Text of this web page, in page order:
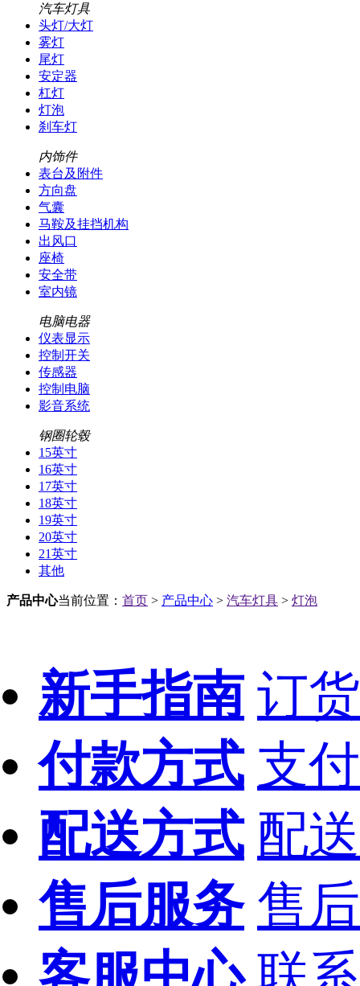
汽车灯具
头灯/大灯
雾灯
尾灯
安定器
杠灯
灯泡
刹车灯
内饰件
表台及附件
方向盘
气囊
马鞍及挂挡机构
出风口
座椅
安全带
室内镜
电脑电器
仪表显示
控制开关
传感器
控制电脑
影音系统
钢圈轮毂
15英寸
16英寸
17英寸
18英寸
19英寸
20英寸
21英寸
其他
产品中心当前位置： 首页 > 产品中心 > 汽车灯具 > 灯泡
新手指南 订
付款方式 支
配送方式 配
售后服务 售